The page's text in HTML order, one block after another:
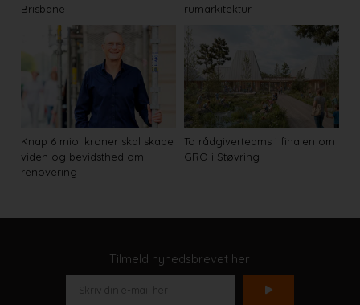
Brisbane
rumarkitektur
Knap 6 mio. kroner skal skabe
viden og bevidsthed om
renovering
To rådgiverteams i finalen om
GRO i Støvring
Tilmeld nyhedsbrevet her